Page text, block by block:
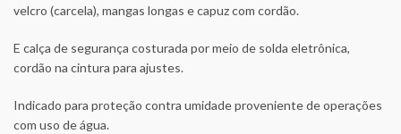
velcro (carcela), mangas longas e capuz com cordão.
E calça de segurança costurada por meio de solda eletrônica,
cordão na cintura para ajustes.
Indicado para proteção contra umidade proveniente de operações
com uso de água.